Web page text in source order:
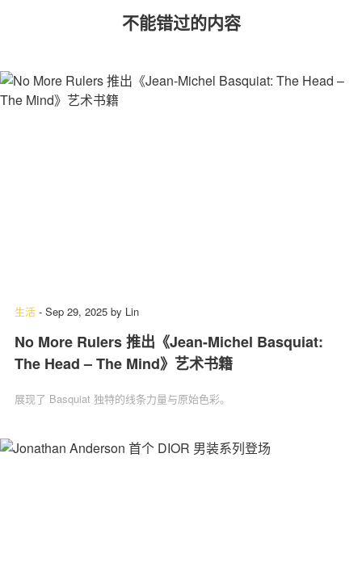
不能错过的内容
生活 - Sep 29, 2025 by Lin
No More Rulers 推出《Jean-Michel Basquiat:
The Head – The Mind》艺术书籍
展现了 Basquiat 独特的线条力量与原始色彩。